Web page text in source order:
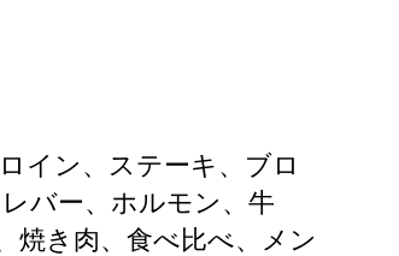
イン、ステーキ、ブロ
バー、ホルモン、牛
焼き肉、食べ比べ、メン